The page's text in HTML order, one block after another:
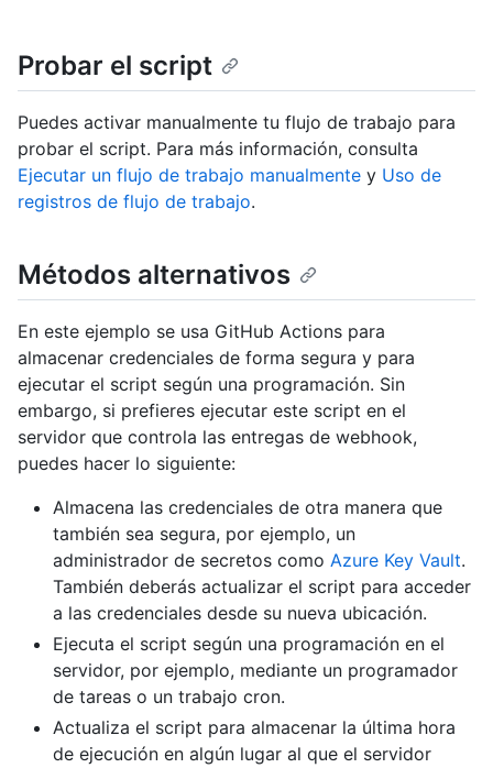
Probar el script
Puedes activar manualmente tu flujo de trabajo para
probar el script. Para más información, consulta
Ejecutar un flujo de trabajo manualmente y Uso de
registros de flujo de trabajo.
Métodos alternativos
En este ejemplo se usa GitHub Actions para
almacenar credenciales de forma segura y para
ejecutar el script según una programación. Sin
embargo, si prefieres ejecutar este script en el
servidor que controla las entregas de webhook,
puedes hacer lo siguiente:
Almacena las credenciales de otra manera que
también sea segura, por ejemplo, un
administrador de secretos como Azure Key Vault.
También deberás actualizar el script para acceder
a las credenciales desde su nueva ubicación.
Ejecuta el script según una programación en el
servidor, por ejemplo, mediante un programador
de tareas o un trabajo cron.
Actualiza el script para almacenar la última hora
de ejecución en algún lugar al que el servidor